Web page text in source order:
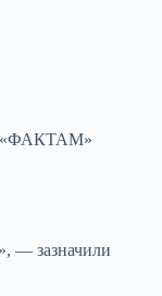
«ФАКТАМ»
— зазначили